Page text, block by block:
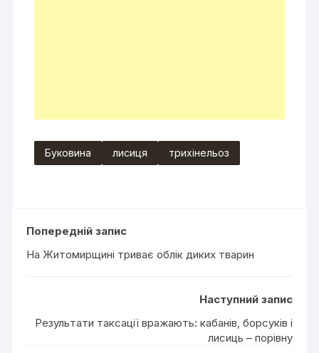
Буковина лисиця трихінельоз
Попередній запис
На Житомирщині триває облік диких тварин
Наступний запис
Результати таксації вражають: кабанів, борсуків і
лисиць – порівну